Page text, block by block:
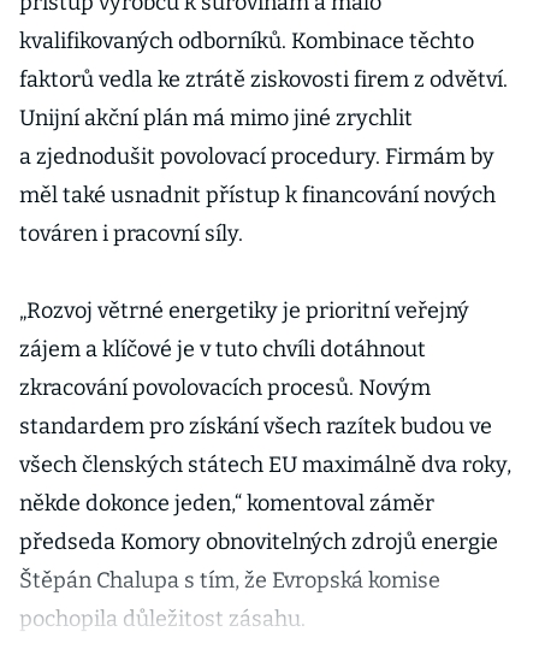
kvalifikovaných odborníků. Kombinace těchto
faktorů vedla ke ztrátě ziskovosti firem z odvětví.
Unijní akční plán má mimo jiné zrychlit
a zjednodušit povolovací procedury. Firmám by
měl také usnadnit přístup k financování nových
továren i pracovní síly.
„Rozvoj větrné energetiky je prioritní veřejný
zájem a klíčové je v tuto chvíli dotáhnout
zkracování povolovacích procesů. Novým
standardem pro získání všech razítek budou ve
všech členských státech EU maximálně dva roky,
někde dokonce jeden,“ komentoval záměr
předseda Komory obnovitelných zdrojů energie
Štěpán Chalupa s tím, že Evropská komise
pochopila důležitost zásahu.